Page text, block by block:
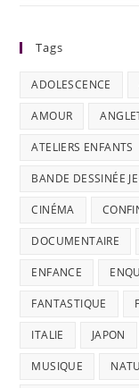
Tags
ADOLESCENCE
AMOUR
ATELIERS ENFANTS
BANDE DESSINÉE
CINÉMA
DOCUMENTAIRE
ENFANCE
FANTASTIQUE
ITALIE JAPON
MUSIQUE